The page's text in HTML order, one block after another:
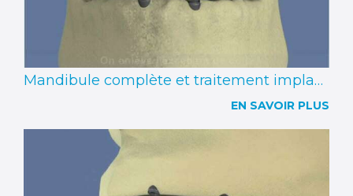
Mandibule complète et traitement implantaire pour un bridge fixe vissé
EN SAVOIR PLUS